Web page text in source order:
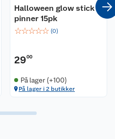
Halloween glow stick
pinner 15pk
☆☆☆☆☆ (0)
2900
På lager (+100)
På lager i 2 butikker